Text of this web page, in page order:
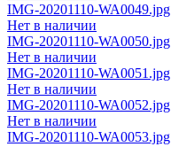
IMG-20201110-WA0049.jpg
Нет в наличии
IMG-20201110-WA0050.jpg
Нет в наличии
IMG-20201110-WA0051.jpg
Нет в наличии
IMG-20201110-WA0052.jpg
Нет в наличии
IMG-20201110-WA0053.jpg